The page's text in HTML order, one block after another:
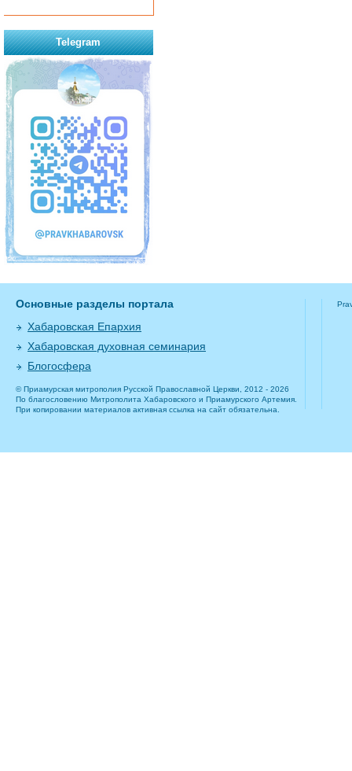
Telegram
Основные разделы портала
Хабаровская Епархия
Хабаровская духовная семинария
Блогосфера
© Приамурская митрополия Русской Православной Церкви, 2012 - 2026
По благословению Митрополита Хабаровского и Приамурского Артемия.
При копировании материалов активная ссылка на сайт обязательна.